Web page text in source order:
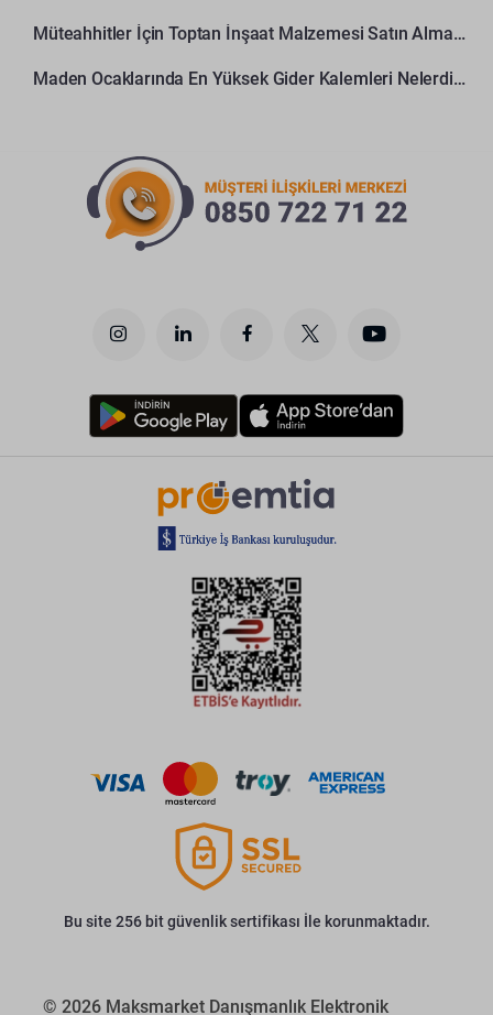
Müteahhitler İçin Toptan İnşaat Malzemesi Satın Alma Rehberi
Maden Ocaklarında En Yüksek Gider Kalemleri Nelerdir?
Bu site 256 bit güvenlik sertifikası İle korunmaktadır.
© 2026 Maksmarket Danışmanlık Elektronik